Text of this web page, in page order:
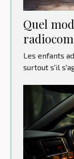
Quel
Les enfants
surtout s'il